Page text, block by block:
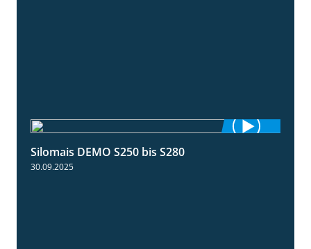
Silomais DEMO S250 bis S280
30.09.2025